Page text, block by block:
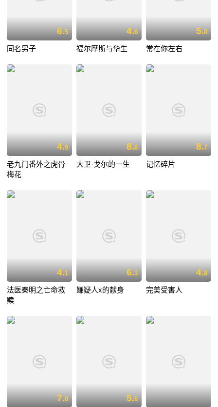
6.5
同名男子
4.6
福尔摩斯与华生
5.0
常在你左右
4.9
老九门番外之虎骨
梅花
8.6
大卫·戈尔的一生
8.7
记忆碎片
4.1
法医秦明之亡命救
赎
6.3
嫌疑人x的献身
4.8
完美受害人
7.0 5.6